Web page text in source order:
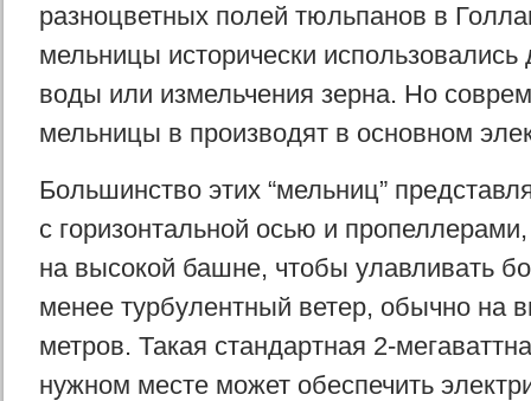
разноцветных полей тюльпанов в
мельницы исторически использовались
воды или измельчения зерна. Но
мельницы в производят в основном
Большинство этих “мельниц”
с горизонтальной осью и
на высокой башне, чтобы улавливать
менее турбулентный ветер, обычно на
метров. Такая стандартная 2-
нужном месте может обеспечить